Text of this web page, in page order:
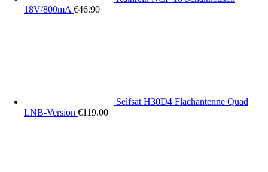
18V/800mA €46.90
Selfsat H30D4 Flachantenne Quad
LNB-Version €119.00